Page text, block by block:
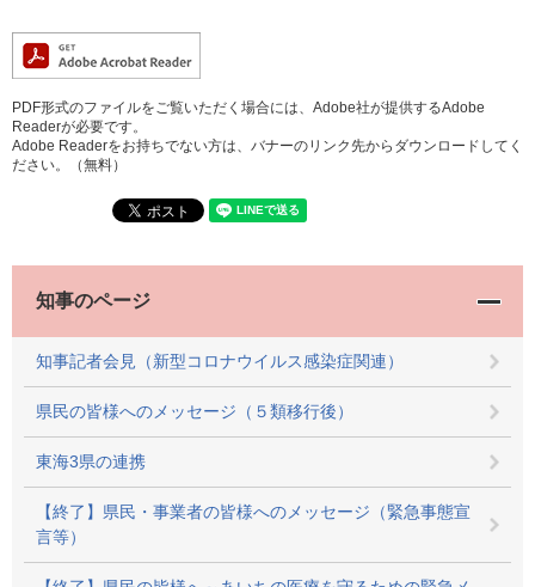
PDF形式のファイルをご覧いただく場合には、Adobe社が提供するAdobe
Readerが必要です。
Adobe Readerをお持ちでない方は、バナーのリンク先からダウンロードしてく
ださい。（無料）
知事のページ
知事記者会見（新型コロナウイルス感染症関連）
県民の皆様へのメッセージ（５類移行後）
東海3県の連携
【終了】県民・事業者の皆様へのメッセージ（緊急事態宣
言等）